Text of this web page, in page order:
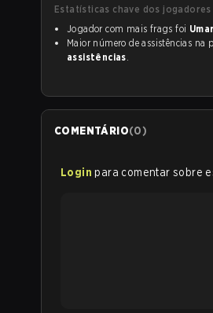
Estatísticas chave dos jogadores
Jogador com mais frags foi Umar
Maior número de assistências
assistências.
COMENTÁRIO(0)
Login para comentar sobre